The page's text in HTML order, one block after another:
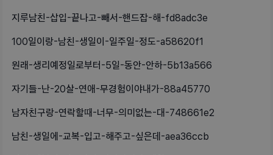
지루남친-삽입-끝나고-빼서-핸드잡-해-fd8adc3e
100일이랑-남친-생일이-일주일-정도-a58620f1
원래-생리예정일로부터-5일-동안-안하-5b13a566
자기들-난-20살-연애-무경험이야내가-88a45770
남자친구랑-연락할때-너무-의미없는-대-748661e2
남친-생일에-교복-입고-해주고-싶은데-aea36ccb